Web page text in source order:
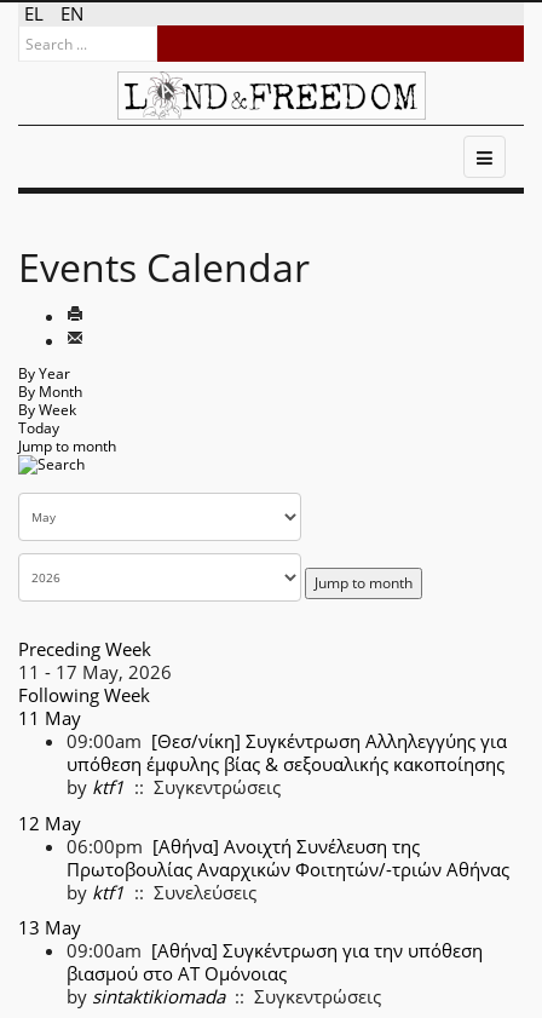
EL EN
Events Calendar
By Year
By Month
By Week
Today
Jump to month
Jump to month
Preceding Week
11 - 17 May, 2026
Following Week
11 May
09:00am [Θεσ/νίκη] Συγκέντρωση Αλληλεγγύης για
υπόθεση έμφυλης βίας & σεξουαλικής κακοποίησης
by ktf1 :: Συγκεντρώσεις
12 May
06:00pm [Αθήνα] Ανοιχτή Συνέλευση της
Πρωτοβουλίας Αναρχικών Φοιτητών/-τριών Αθήνας
by ktf1 :: Συνελεύσεις
13 May
09:00am [Αθήνα] Συγκέντρωση για την υπόθεση
βιασμού στο ΑΤ Ομόνοιας
by sintaktikiomada:: Συγκεντρώσεις